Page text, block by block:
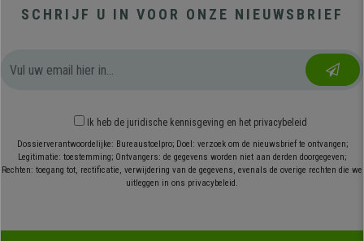
SCHRIJF U IN VOOR ONZE NIEUWSBRIEF
Ik heb de juridische kennisgeving en het privacybeleid
Dossierverantwoordelijke: Bureaustoelpro; Doel: verzoek om de nieuwsbrief te ontvangen;
Legitimatie: toestemming; Ontvangers: de gegevens worden niet aan derden doorgegeven;
Rechten: toegang tot, rectificatie, verwijdering van de gegevens, evenals de overige rechten die we
uitleggen in ons privacybeleid.